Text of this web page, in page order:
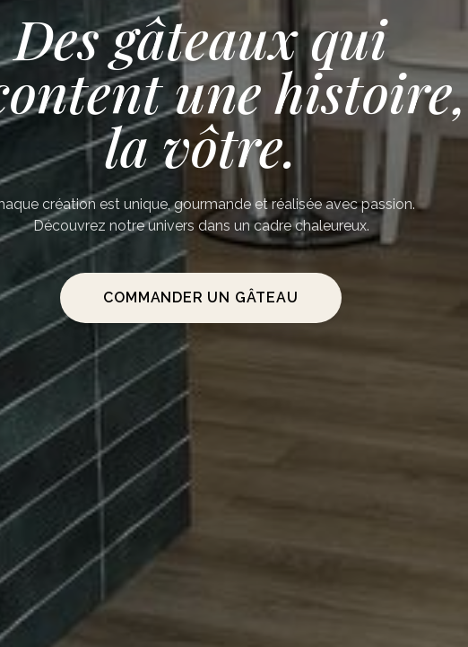
Des gâteaux qui
une histoire,
la vôtre.
création est unique, gourmande et réalisée avec passion.
Découvrez notre univers dans un cadre chaleureux.
COMMANDER UN GÂTEAU